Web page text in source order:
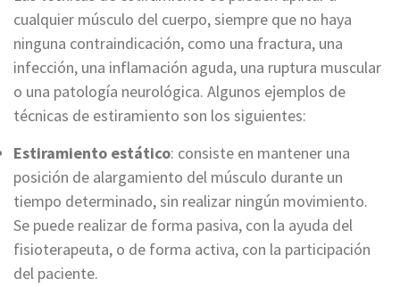
cualquier músculo del cuerpo, siempre que no haya
ninguna contraindicación, como una fractura, una
infección, una inflamación aguda, una ruptura muscular
o una patología neurológica. Algunos ejemplos de
técnicas de estiramiento son los siguientes:
Estiramiento estático: consiste en mantener una
posición de alargamiento del músculo durante un
tiempo determinado, sin realizar ningún movimiento.
Se puede realizar de forma pasiva, con la ayuda del
fisioterapeuta, o de forma activa, con la participación
del paciente.